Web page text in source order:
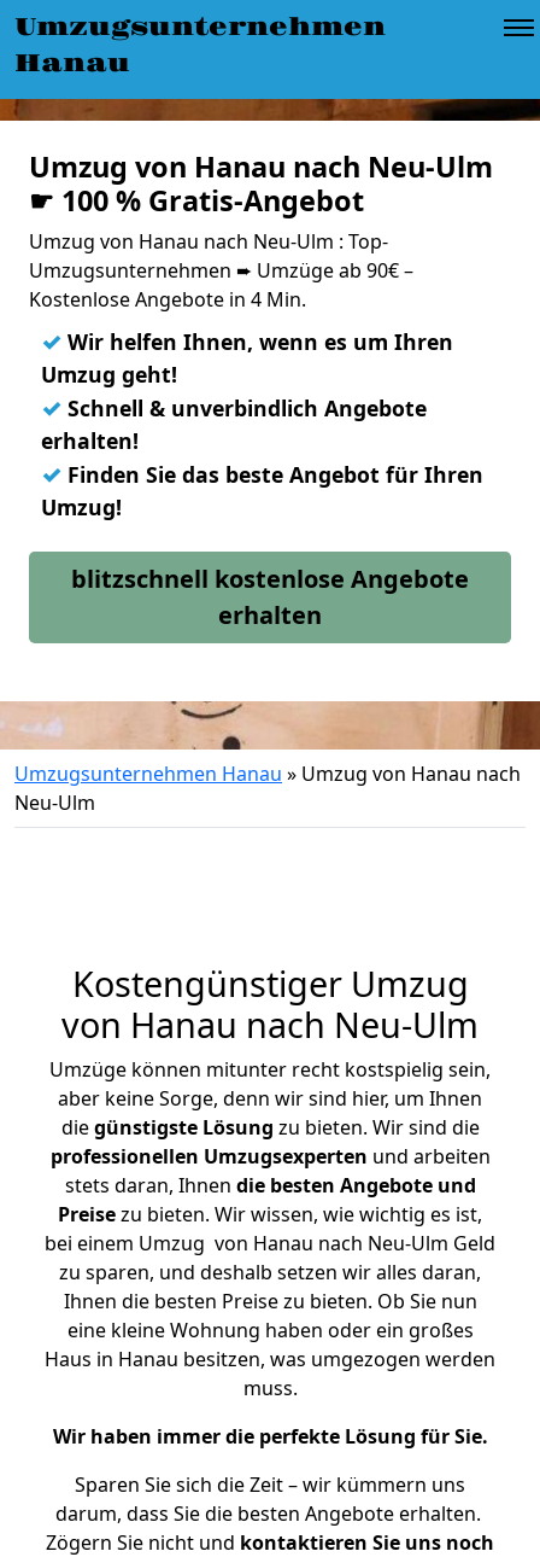
Umzugsunternehmen
Hanau
Umzug von Hanau nach Neu-Ulm
☛ 100 % Gratis-Angebot
Umzug von Hanau nach Neu-Ulm : Top-
Umzugsunternehmen ➨ Umzüge ab 90€ –
Kostenlose Angebote in 4 Min.
✓ Wir helfen Ihnen, wenn es um Ihren
Umzug geht!
✓ Schnell & unverbindlich Angebote
erhalten!
✓ Finden Sie das beste Angebot für Ihren
Umzug!
blitzschnell kostenlose Angebote
erhalten
Umzugsunternehmen Hanau » Umzug von Hanau nach
Neu-Ulm
Kostengünstiger Umzug
von Hanau nach Neu-Ulm
Umzüge können mitunter recht kostspielig sein,
aber keine Sorge, denn wir sind hier, um Ihnen
diegünstigste Lösung zu bieten. Wir sind die
professionellen Umzugsexperten und arbeiten
stets daran, Ihnen die besten Angebote und
Preisezu bieten. Wir wissen, wie wichtig es ist,
bei einem Umzug von Hanau nach Neu-Ulm Geld
zu sparen, und deshalb setzen wir alles daran,
Ihnen die besten Preise zu bieten. Ob Sie nun
eine kleine Wohnung haben oder ein großes
Haus in Hanau besitzen, was umgezogen werden
muss.
Wir haben immer die perfekte Lösung für Sie.
Sparen Sie sich die Zeit – wir kümmern uns
darum, dass Sie die besten Angebote erhalten.
Zögern Sie nicht und kontaktieren Sie uns noch